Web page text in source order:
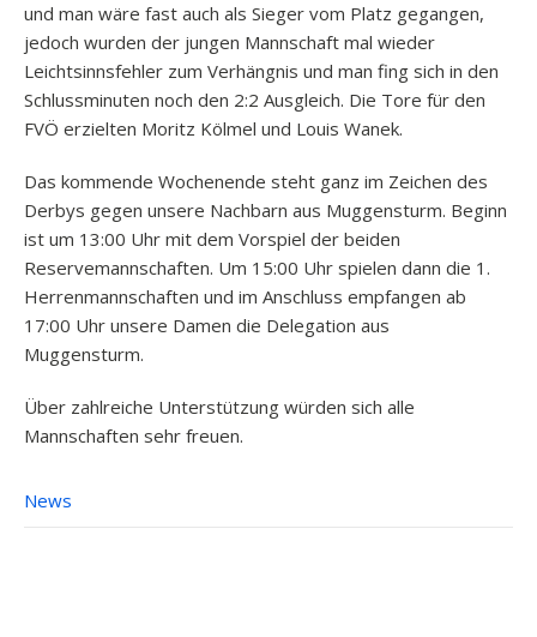
und man wäre fast auch als Sieger vom Platz gegangen,
jedoch wurden der jungen Mannschaft mal wieder
Leichtsinnsfehler zum Verhängnis und man fing sich in den
Schlussminuten noch den 2:2 Ausgleich. Die Tore für den
FVÖ erzielten Moritz Kölmel und Louis Wanek.
Das kommende Wochenende steht ganz im Zeichen des
Derbys gegen unsere Nachbarn aus Muggensturm. Beginn
ist um 13:00 Uhr mit dem Vorspiel der beiden
Reservemannschaften. Um 15:00 Uhr spielen dann die 1.
Herrenmannschaften und im Anschluss empfangen ab
17:00 Uhr unsere Damen die Delegation aus
Muggensturm.
Über zahlreiche Unterstützung würden sich alle
Mannschaften sehr freuen.
News